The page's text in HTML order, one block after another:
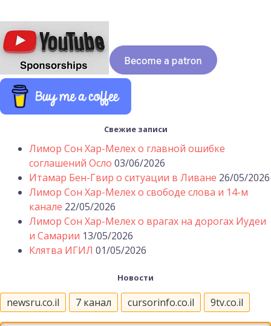
Свежие записи
Лимор Сон Хар-Мелех о главной ошибке
соглашений Осло 03/06/2026
Итамар Бен-Гвир о ситуации в Ливане 26/05/2026
Лимор Сон Хар-Мелех о свободе слова и 14-м
канале 22/05/2026
Лимор Сон Хар-Мелех о врагах на дорогах Иудеи
и Самарии 13/05/2026
Клятва ИГИЛ 01/05/2026
Новости
newsru.co.il 7 канал cursorinfo.co.il 9tv.co.il